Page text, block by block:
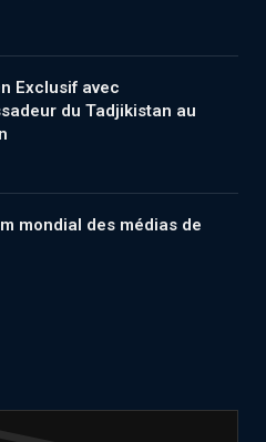
Exclusif avec
du Tadjikistan au
mondial des médias de